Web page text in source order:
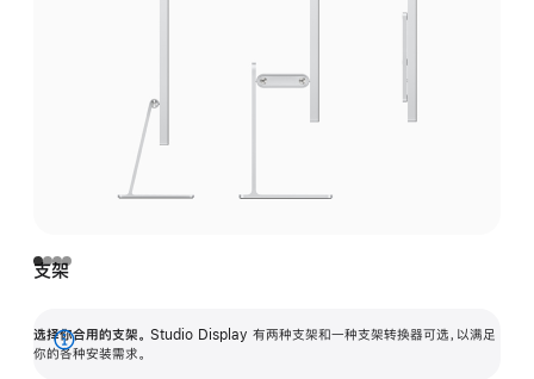
支架
选择你合用的支架。 Studio Display 有两种支架和一种支架转换器可选，以满足
你的各种安装需求。
展